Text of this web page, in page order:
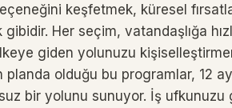
seçeneğini keşfetmek, küresel
gibidir. Her seçim, vatandaşlığa
giden yolunuzu
planda olduğu bu programlar, 12
bir yolunu sunuyor. İş